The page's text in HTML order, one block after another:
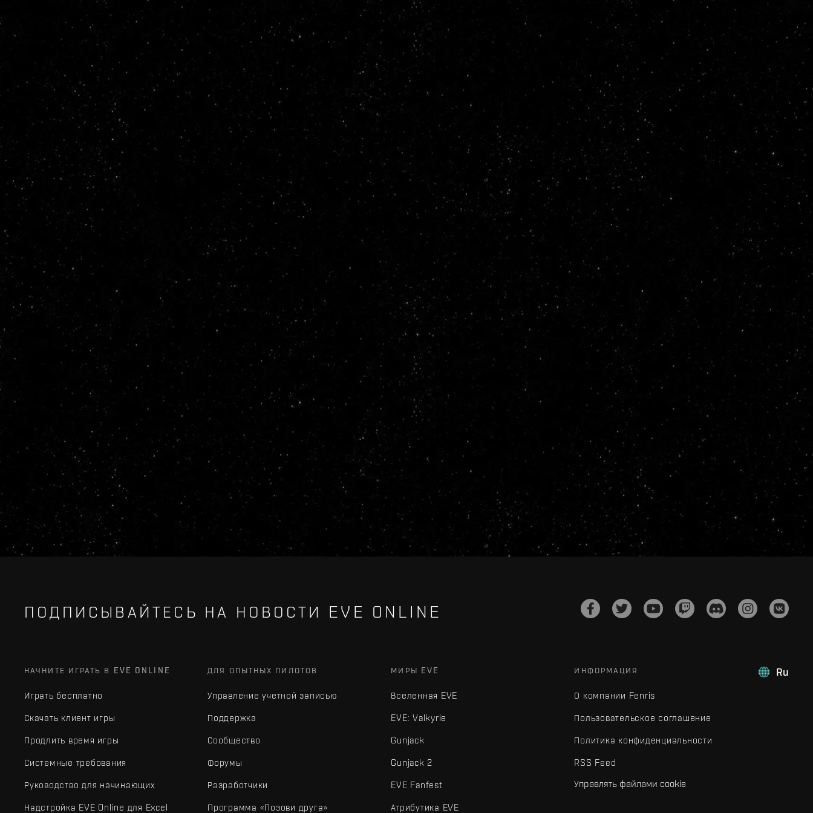
ПОДПИСЫВАЙТЕСЬ НА НОВОСТИ EVE ONLINE
Ru
НАЧНИТЕ ИГРАТЬ В EVE ONLINE
Играть бесплатно
Скачать клиент игры
Продлить время игры
Системные требования
Руководство для начинающих
Надстройка EVE Online для Excel
ДЛЯ ОПЫТНЫХ ПИЛОТОВ
Управление учетной записью
Поддержка
Сообщество
Форумы
Разработчики
Программа «Позови друга»
МИРЫ EVE
Вселенная EVE
EVE: Valkyrie
Gunjack
Gunjack 2
EVE Fanfest
Атрибутика EVE
ИНФОРМАЦИЯ
О компании Fenris
Пользовательское соглашение
Политика конфиденциальности
RSS Feed
Управлять файлами cookie